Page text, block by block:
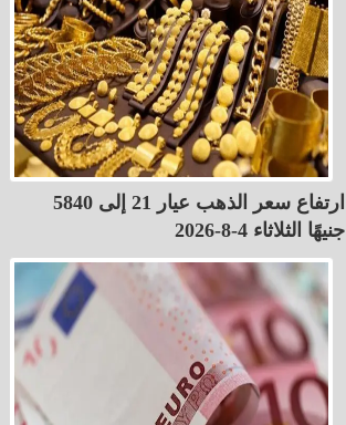
ارتفاع سعر الذهب عيار 21 إلى 5840
جنيهًا الثلاثاء 4-8-2026